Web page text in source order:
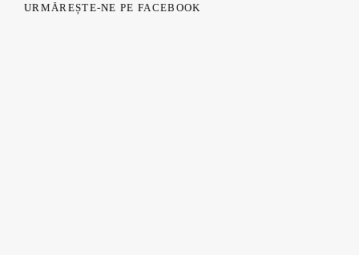
URMĂREȘTE-NE PE FACEBOOK